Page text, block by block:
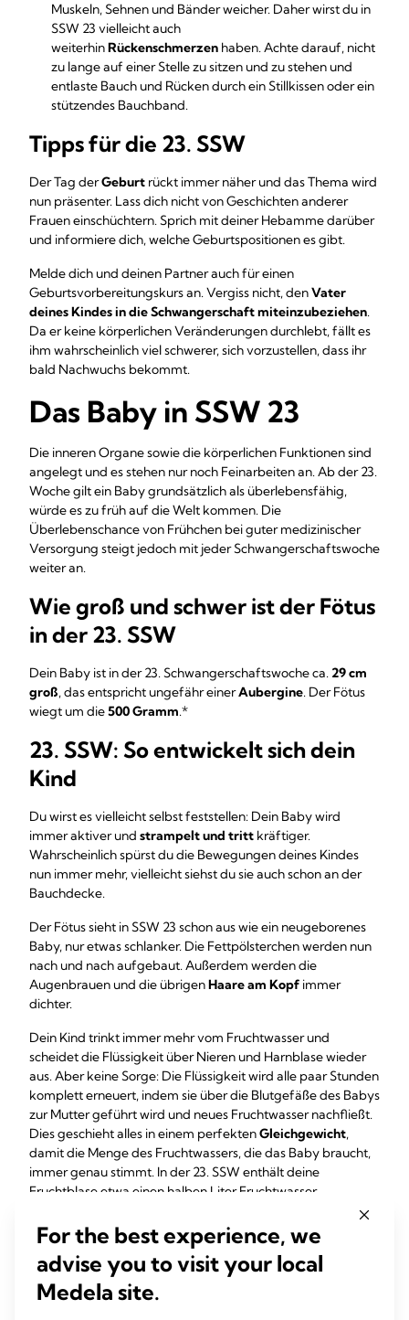
Muskeln, Sehnen und Bänder weicher. Daher wirst du in
SSW 23 vielleicht auch
weiterhinRückenschmerzen haben. Achte darauf, nicht
zu lange auf einer Stelle zu sitzen und zu stehen und
entlaste Bauch und Rücken durch ein Stillkissen oder ein
stützendes Bauchband.
Tipps für die 23. SSW
Der Tag derGeburt rückt immer näher und das Thema wird
nun präsenter. Lass dich nicht von Geschichten anderer
Frauen einschüchtern. Sprich mit deiner Hebamme darüber
und informiere dich, welche Geburtspositionen es gibt.
Melde dich und deinen Partner auch für einen
Geburtsvorbereitungskurs an. Vergiss nicht, denVater
deines Kindes in die Schwangerschaft miteinzubeziehen.
Da er keine körperlichen Veränderungen durchlebt, fällt es
ihm wahrscheinlich viel schwerer, sich vorzustellen, dass ihr
bald Nachwuchs bekommt.
Das Baby in SSW 23
Die inneren Organe sowie die körperlichen Funktionen sind
angelegt und es stehen nur noch Feinarbeiten an. Ab der 23.
Woche gilt ein Baby grundsätzlich als überlebensfähig,
würde es zu früh auf die Welt kommen. Die
Überlebenschance von Frühchen bei guter medizinischer
Versorgung steigt jedoch mit jeder Schwangerschaftswoche
weiter an.
Wie groß und schwer ist der Fötus
in der 23. SSW
Dein Baby ist in der 23. Schwangerschaftswoche ca. 29 cm
groß, das entspricht ungefähr einerAubergine. Der Fötus
wiegt um die500 Gramm.*
23. SSW: So entwickelt sich dein
Kind
Du wirst es vielleicht selbst feststellen: Dein Baby wird
immer aktiver und strampelt und tritt kräftiger.
Wahrscheinlich spürst du die Bewegungen deines Kindes
nun immer mehr, vielleicht siehst du sie auch schon an der
Bauchdecke.
Der Fötus sieht in SSW 23 schon aus wie ein neugeborenes
Baby, nur etwas schlanker. Die Fettpölsterchen werden nun
nach und nach aufgebaut. Außerdem werden die
Augenbrauen und die übrigenHaaream Kopf immer
dichter.
Dein Kind trinkt immer mehr vom Fruchtwasser und
scheidet die Flüssigkeit über Nieren und Harnblase wieder
aus. Aber keine Sorge: Die Flüssigkeit wird alle paar Stunden
komplett erneuert, indem sie über die Blutgefäße des Babys
zur Mutter geführt wird und neues Fruchtwasser nachfließt.
Dies geschieht alles in einem perfektenGleichgewicht,
damit die Menge des Fruchtwassers, die das Baby braucht,
immer genau stimmt. In der 23. SSW enthält deine
Fruchtblase etwa einen halben Liter Fruchtwasser.
Hinweis
For the best experience, we
advise you to visit your local
Medela site.